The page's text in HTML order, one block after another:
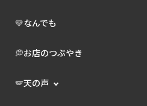
💛なんでも
💭お店のつぶやき
🪽天の声